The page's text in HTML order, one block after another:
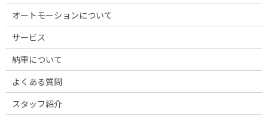
オートモーションについて
サービス
納車について
よくある質問
スタッフ紹介